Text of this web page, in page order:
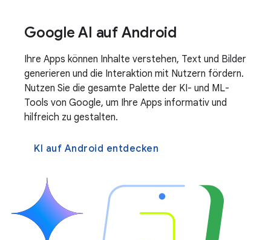
Google AI auf Android
Ihre Apps können Inhalte verstehen, Text und Bilder
generieren und die Interaktion mit Nutzern fördern.
Nutzen Sie die gesamte Palette der KI- und ML-
Tools von Google, um Ihre Apps informativ und
hilfreich zu gestalten.
KI auf Android entdecken